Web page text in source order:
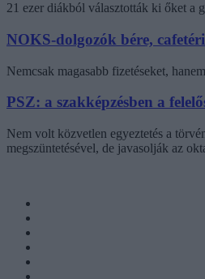
21 ezer diákból választották ki őket a
NOKS-dolgozók bére,
Nemcsak magasabb fizetéseket,
PSZ: a szakképzésben a
Nem volt közvetlen egyeztetés a
megszüntetésével, de javasolják az